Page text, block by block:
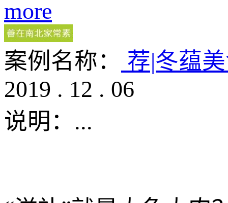
more
案例名称：
荐|冬蕴
2019 . 12 . 06
说明： ...